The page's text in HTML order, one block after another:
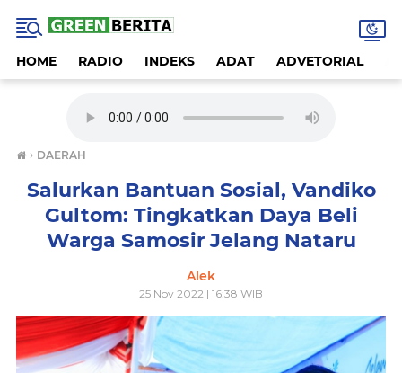
HOME RADIO INDEKS ADAT ADVETORIAL
› DAERAH
Salurkan Bantuan Sosial, Vandiko
Gultom: Tingkatkan Daya Beli
Warga Samosir Jelang Nataru
Alek
25 Nov 2022 | 16:38 WIB